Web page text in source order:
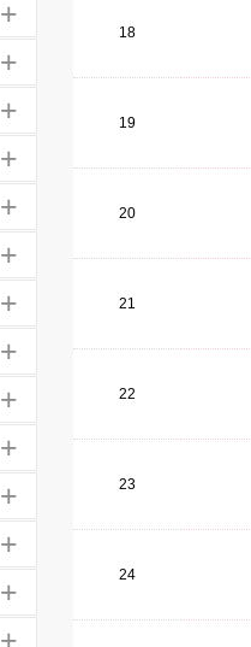
+
+
+
+
+
+
+
+
+
+
+
+
+
+
18
19
20
21
22
23
24